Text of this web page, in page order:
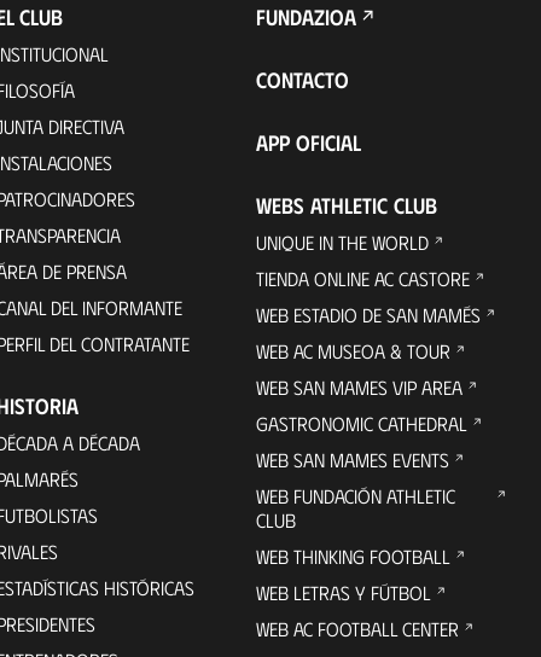
CLUB
DIRECTIVA
DE PRENSA
DEL INFORMANTE
DEL CONTRATANTE
A DÉCADA
HISTÓRICAS
FUNDAZIOA
CONTACTO
APP OFICIAL
WEBS ATHLETIC CLUB
UNIQUE IN THE WORLD
TIENDA ONLINE AC CASTORE
WEB ESTADIO DE SAN MAMÉS
WEB AC MUSEOA & TOUR
WEB SAN MAMES VIP AREA
GASTRONOMIC CATHEDRAL
WEB SAN MAMES EVENTS
WEB FUNDACIÓN ATHLETIC
CLUB
WEB THINKING FOOTBALL
WEB LETRAS Y FÚTBOL
WEB AC FOOTBALL CENTER